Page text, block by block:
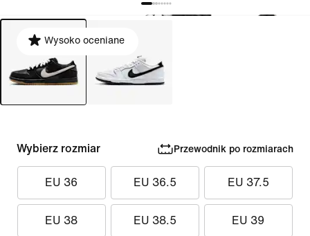
Wysoko oceniane
Wybierz rozmiar Przewodnik po rozmiarach
EU 36 EU 36.5 EU 37.5
EU 38 EU 38.5 EU 39